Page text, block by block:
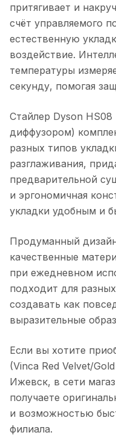
притягивает и
счёт управляемого
естественную
воздействие.
температуры
секунду, помогая
Стайлер Dyson HS08
диффузором)
разных типов
разглаживания,
предварительной
и эргономичная
укладки удобным и
Продуманный
качественные
при ежедневном
подходит для
создавать как
выразительные
Если вы хотите
(Vinca Red Velvet/
Ижевск, в сети
получаете
и возможностью
филиала.